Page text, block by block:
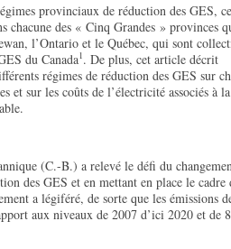
provinciaux de réduction des GES,
chacune des « Cinq Grandes » provinces
l’Ontario et le Québec, qui sont
du Canada1. De plus, cet article décrit
régimes de réduction des GES sur
et sur les coûts de l’électricité associés à la
(C.-B.) a relevé le défi du
des GES et en mettant en place le cadre
a légiféré, de sorte que les émissions
aux niveaux de 2007 d’ici 2020 et de